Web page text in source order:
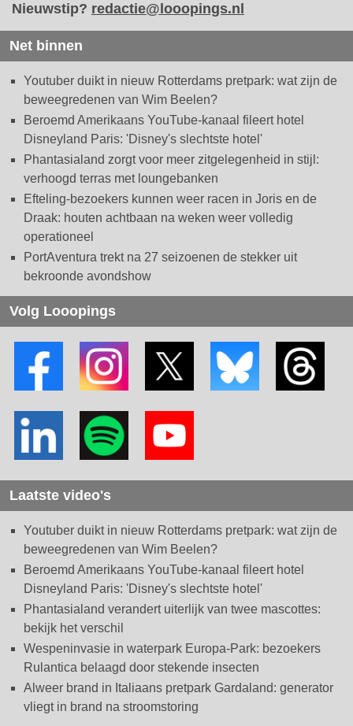
Nieuwstip? redactie@looopings.nl
Net binnen
Youtuber duikt in nieuw Rotterdams pretpark: wat zijn de
beweegredenen van Wim Beelen?
Beroemd Amerikaans YouTube-kanaal fileert hotel
Disneyland Paris: 'Disney's slechtste hotel'
Phantasialand zorgt voor meer zitgelegenheid in stijl:
verhoogd terras met loungebanken
Efteling-bezoekers kunnen weer racen in Joris en de
Draak: houten achtbaan na weken weer volledig
operationeel
PortAventura trekt na 27 seizoenen de stekker uit
bekroonde avondshow
Volg Looopings
Laatste video's
Youtuber duikt in nieuw Rotterdams pretpark: wat zijn de
beweegredenen van Wim Beelen?
Beroemd Amerikaans YouTube-kanaal fileert hotel
Disneyland Paris: 'Disney's slechtste hotel'
Phantasialand verandert uiterlijk van twee mascottes:
bekijk het verschil
Wespeninvasie in waterpark Europa-Park: bezoekers
Rulantica belaagd door stekende insecten
Alweer brand in Italiaans pretpark Gardaland: generator
vliegt in brand na stroomstoring